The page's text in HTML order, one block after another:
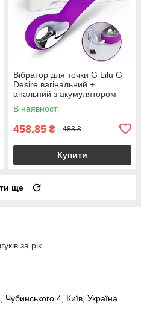
Вібратор для точки G Lilu G
Desire вагінальний +
анальний з акумулятором
В наявності
458,85 ₴ 483 ₴
Купити
ще
за рік
4, Київ, Україна